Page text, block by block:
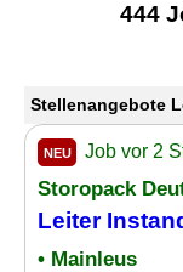
444
Stellenangebote
NEU Job vor 2
Storopack
Leiter
• Mainleus